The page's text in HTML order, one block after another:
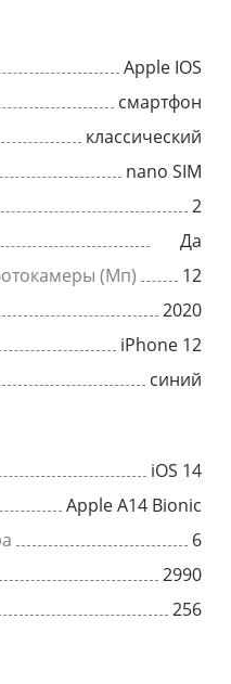
Apple IOS
смартфон
классический
nano SIM
2
Да
(Мп)
12
2020
iPhone 12
синий
iOS 14
Apple A14 Bionic
6
2990
256